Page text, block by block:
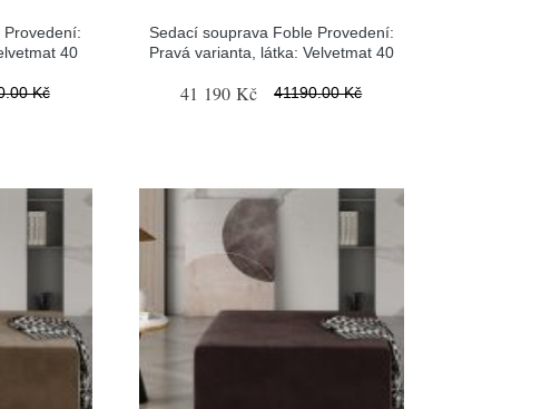
40
Kč
Sedací souprava Foble Provedení:
Pravá varianta, látka: Velvetmat 40
41 190 Kč 41190.00 Kč